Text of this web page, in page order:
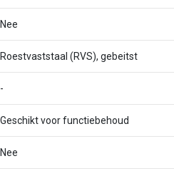
Nee
Roestvaststaal (RVS), gebeitst
-
Geschikt voor functiebehoud
Nee